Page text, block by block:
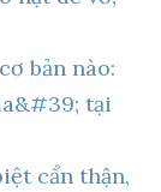
bản nào:
tại
cẩn thận,